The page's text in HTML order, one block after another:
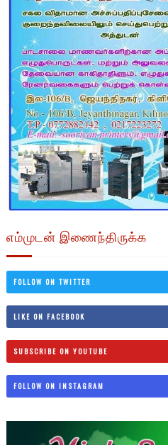
எம்முடன் இணைந்திருக்க
FOLLOW ON TWITTER
LIKE ON FACEBOOK
SUBSCRIBE ON YOUTUBE
FOLLOW ON INSTAGRAM